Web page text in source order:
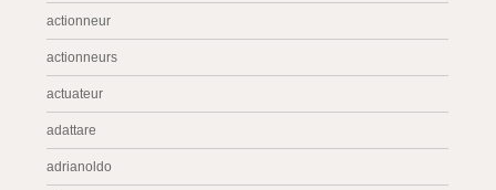
actionneur
actionneurs
actuateur
adattare
adrianoldo